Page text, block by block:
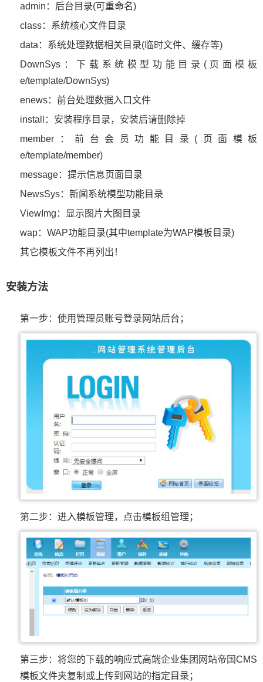
admin：后台目录(可重命名)
class：系统核心文件目录
data：系统处理数据相关目录(临时文件、缓存等)
DownSys：下载系统模型功能目录(页面模板
e/template/DownSys)
enews：前台处理数据入口文件
install：安装程序目录，安装后请删除掉
member：前台会员功能目录(页面模板
e/template/member)
message：提示信息页面目录
NewsSys：新闻系统模型功能目录
ViewImg：显示图片大图目录
wap：WAP功能目录(其中template为WAP模板目录)
其它模板文件不再列出！
安装方法
第一步：使用管理员账号登录网站后台；
第二步：进入模板管理，点击模板组管理；
第三步：将您的下载的响应式高端企业集团网站帝国CMS
模板文件夹复制或上传到网站的指定目录；